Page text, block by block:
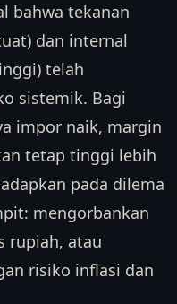
bahwa tekanan
dan internal
telah
sistemik. Bagi
impor naik, margin
tetap tinggi lebih
pada dilema
mengorbankan
rupiah, atau
risiko inflasi dan